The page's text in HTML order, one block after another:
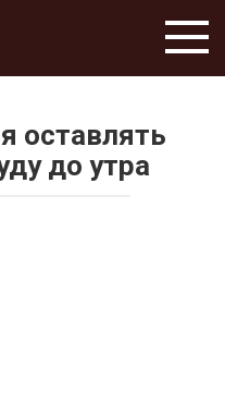
оставлять
до утра